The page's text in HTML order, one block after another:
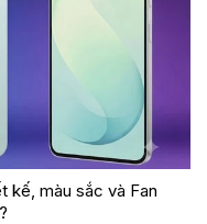
kế, màu sắc và Fan